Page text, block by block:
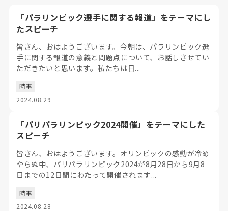
「パラリンピック選手に関する報道」をテーマにし
たスピーチ
皆さん、おはようございます。今朝は、パラリンピック選
手に関する報道の意義と問題点について、お話しさせてい
ただきたいと思います。私たちは日...
時事
2024.08.29
「パリパラリンピック2024開催」をテーマにした
スピーチ
皆さん、おはようございます。オリンピックの感動が冷め
やらぬ中、パリパラリンピック2024が8月28日から9月8
日までの12日間にわたって開催されます...
時事
2024.08.28